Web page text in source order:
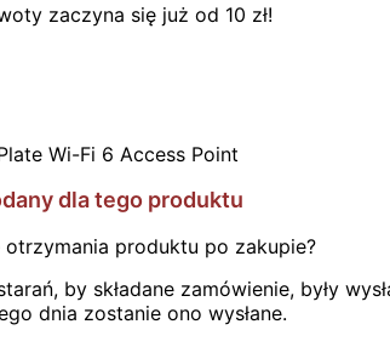
zaczyna się już od 10 zł!
Wi-Fi 6 Access Point
dla tego produktu
produktu po zakupie?
by składane zamówienie, były
dnia zostanie ono wysłane.